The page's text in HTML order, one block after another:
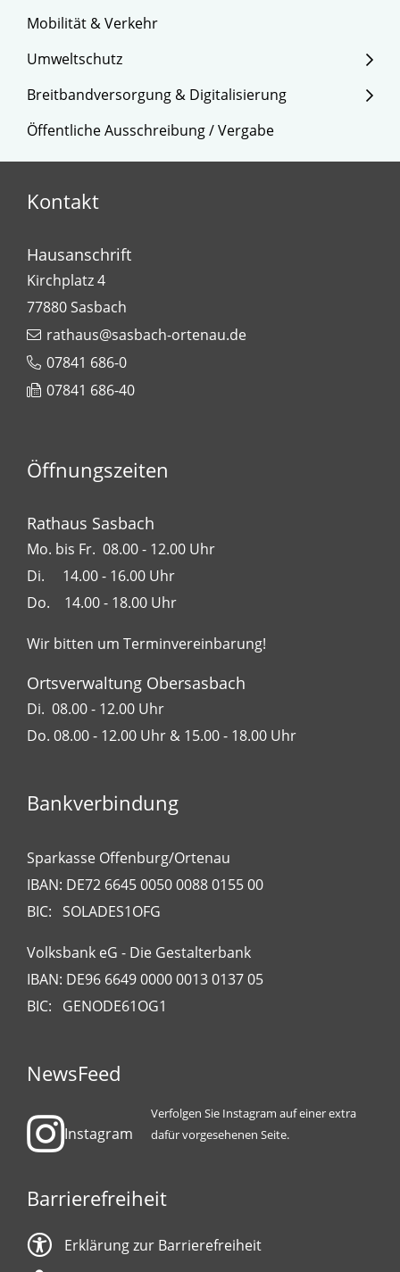
Mobilität & Verkehr
Umweltschutz
Breitbandversorgung & Digitalisierung
Öffentliche Ausschreibung / Vergabe
Kontakt
Hausanschrift
Kirchplatz 4
77880Sasbach
rathaus@sasbach-ortenau.de
07841 686-0
07841 686-40
Leaflet| Map data ©
Öffnungszeiten
Rathaus Sasbach
Mo. bis Fr. 08.00 - 12.00 Uhr
Di. 14.00 - 16.00 Uhr
Do. 14.00 - 18.00 Uhr
Wir bitten um Terminvereinbarung!
Ortsverwaltung Obersasbach
Di. 08.00 - 12.00 Uhr
Do. 08.00 - 12.00 Uhr & 15.00 - 18.00 Uhr
Bankverbindung
Sparkasse Offenburg/Ortenau
IBAN: DE72 6645 0050 0088 0155 00
BIC: SOLADES1OFG
Volksbank eG - Die Gestalterbank
IBAN: DE96 6649 0000 0013 0137 05
BIC: GENODE61OG1
NewsFeed
Instagram
Verfolgen Sie Instagram auf einer extra
dafür vorgesehenen Seite.
Barrierefreiheit
Erklärung zur Barrierefreiheit